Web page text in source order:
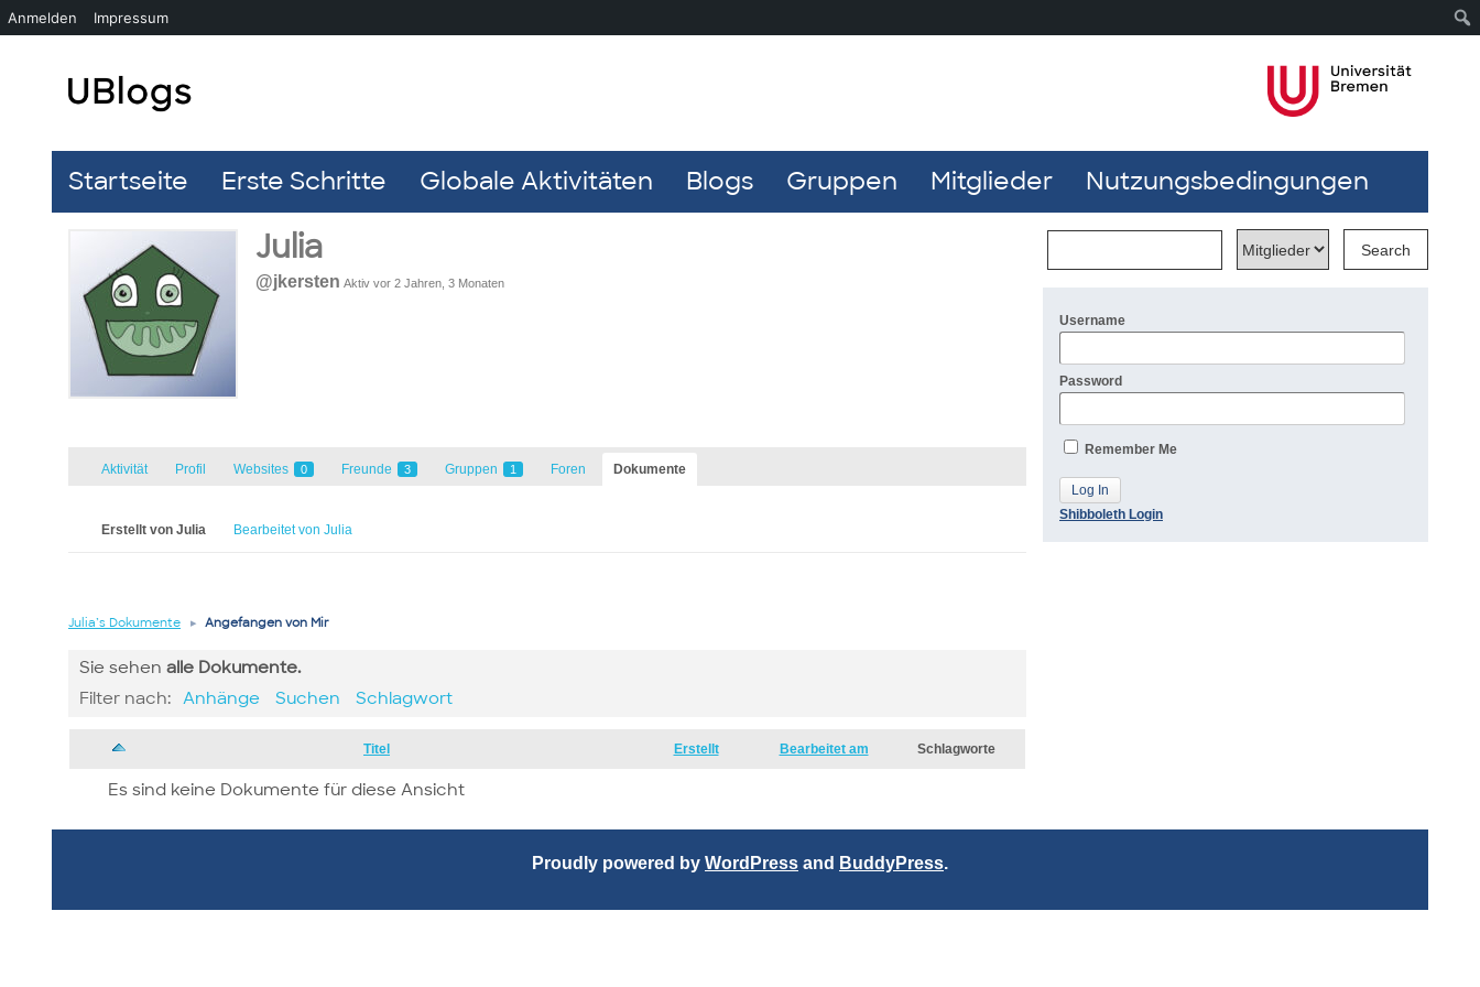
Startseite Erste Schritte Globale Aktivitäten Blogs Gruppen Mitglieder Nutzungsbedingungen
Julia
@jkersten Aktiv vor 2 Jahren, 3 Monaten
Aktivität Profil Websites 0 Freunde 3 Gruppen 1 Foren Dokumente
Erstellt von Julia Bearbeitet von Julia
Julia’s Dokumente ▸ Angefangen von Mir
Sie sehen alle Dokumente.
Filter nach: Anhänge Suchen Schlagwort
Titel Erstellt Bearbeitet am Schlagworte
Es sind keine Dokumente für diese Ansicht
Username
Password
Remember Me
Shibboleth Login
Proudly powered by WordPress and BuddyPress.
Anmelden Impressum